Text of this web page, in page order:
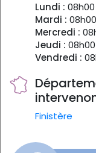
Lundi :
Mardi :
Mercredi :
Jeudi :
Vendredi :
Finistère